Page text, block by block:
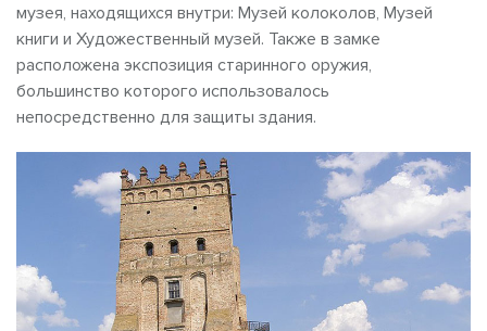
музея, находящихся внутри: Музей колоколов, Музей
книги и Художественный музей. Также в замке
расположена экспозиция старинного оружия,
большинство которого использовалось
непосредственно для защиты здания.